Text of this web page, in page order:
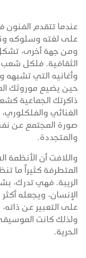
عندما تتقدم
على لغته وسلوكه
ومن جهة أخرى،
الثقافية. فلكل شعب
وأغانيه التي تشبهه
حين يضيع موروثك
ذاكرتك الجماعية
الغنائي
صورة المجتمع عن
والمتجددة.
واللافت أن الأنظمة
المتطرفة كثيراً ما
الريبة. فهي تدرك،
الإنسان، ويجعله
على التعبير عن
ولذلك كانت
الحرية.